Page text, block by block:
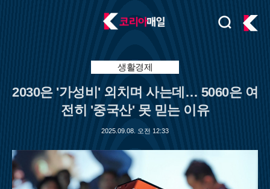
검
주
메
생활경제
2030은 '가성비' 외치며 사는데… 5060은 여
전히 '중국산' 못 믿는 이유
2025.09.08. 오전 12:33